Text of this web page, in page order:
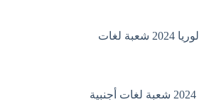
إمتحان التاريخ و الجغرافيا بكالوريا 2024 شعبة لغات